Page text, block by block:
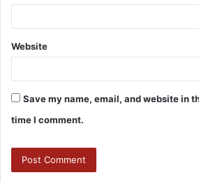
Website
Save my name, email, and website in
time I comment.